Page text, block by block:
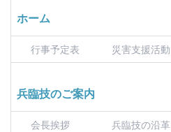
ホーム
行事予定表 災害支援活動
兵臨技のご案内
会長挨拶 兵臨技の沿革